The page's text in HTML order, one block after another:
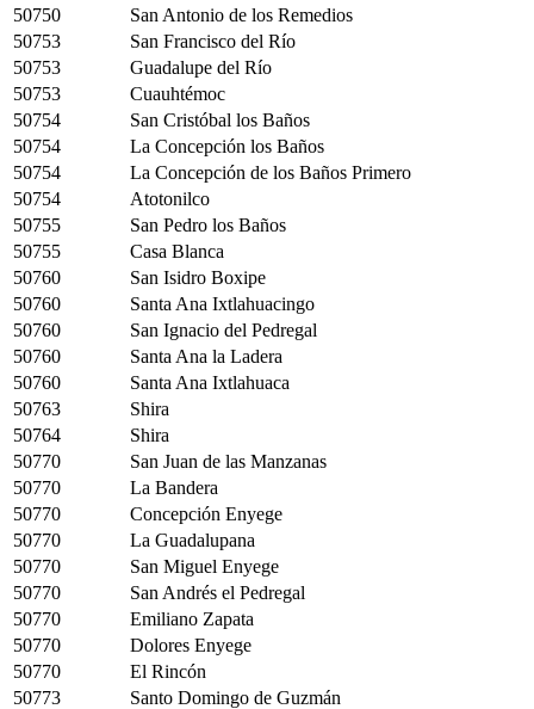
50750
San Antonio de los Remedios
50753
San Francisco del Río
50753
Guadalupe del Río
50753
Cuauhtémoc
50754
San Cristóbal los Baños
50754
La Concepción los Baños
50754
La Concepción de los Baños Primero
50754
Atotonilco
50755
San Pedro los Baños
50755
Casa Blanca
50760
San Isidro Boxipe
50760
Santa Ana Ixtlahuacingo
50760
San Ignacio del Pedregal
50760
Santa Ana la Ladera
50760
Santa Ana Ixtlahuaca
50763
Shira
50764
Shira
50770
San Juan de las Manzanas
50770
La Bandera
50770
Concepción Enyege
50770
La Guadalupana
50770
San Miguel Enyege
50770
San Andrés el Pedregal
50770
Emiliano Zapata
50770
Dolores Enyege
50770
El Rincón
50773
Santo Domingo de Guzmán